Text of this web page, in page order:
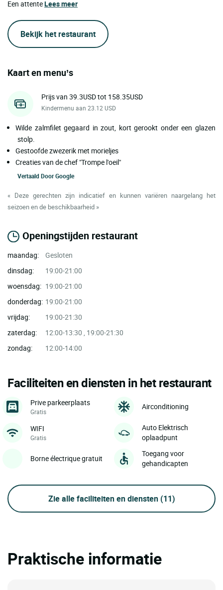
Een attenteLees meer
Bekijk het restaurant
Kaart en menu’s
Prijs van 39.3USD tot 158.35USD
Kindermenu aan 23.12 USD
Wilde zalmfilet gegaard in zout, kort gerookt onder een glazen
stolp.
Gestoofde zwezerik met morieljes
Creaties van de chef "Trompe l'oeil"
Vertaald DoorGoogle
« Deze gerechten zijn indicatief en kunnen variëren naargelang het
seizoen en de beschikbaarheid »
Openingstijden restaurant
maandag:
Gesloten
dinsdag:
19:00-21:00
woensdag: 19:00-21:00
donderdag: 19:00-21:00
vrijdag:
19:00-21:30
zaterdag:
12:00-13:30 , 19:00-21:30
zondag:
12:00-14:00
Faciliteiten en diensten in het restaurant
Prive parkeerplaats
Gratis
Airconditioning
WIFI
Gratis
Auto Elektrisch
oplaadpunt
Borne électrique gratuit
Toegang voor
gehandicapten
Zie alle faciliteiten en diensten (11)
Praktische informatie